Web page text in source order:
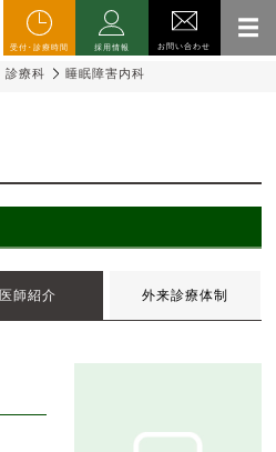
受付･診療時間 採用情報 お問い合わせ
診療科 睡眠障害内科
医師紹介 外来診療体制